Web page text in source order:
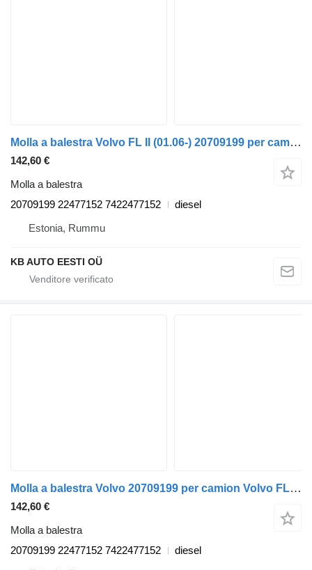
Molla a balestra Volvo FL II (01.06-) 20709199 per camion Volvo FL, FE (2005-2014)
142,60 €
Molla a balestra
20709199 22477152 7422477152
diesel
Estonia, Rummu
KB AUTO EESTI OÜ
Molla a balestra Volvo 20709199 per camion Volvo FL, FE (2005-2014)
142,60 €
Molla a balestra
20709199 22477152 7422477152
diesel